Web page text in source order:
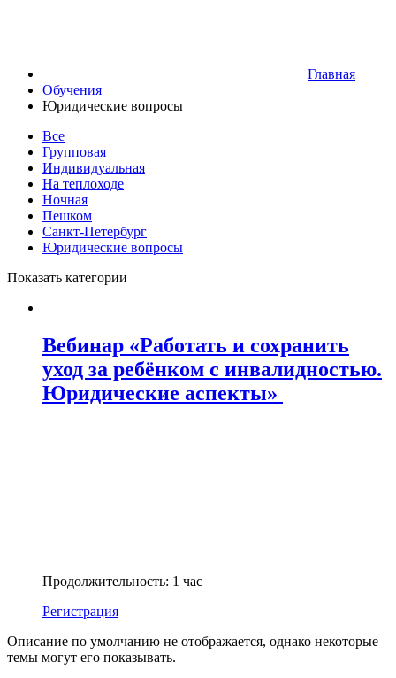
Главная
Обучения
Юридические вопросы
Все
Групповая
Индивидуальная
На теплоходе
Ночная
Пешком
Санкт-Петербург
Юридические вопросы
Показать категории
Вебинар «Работать и сохранить
уход за ребёнком с инвалидностью.
Юридические аспекты»
Продолжительность: 1 час
Регистрация
Описание по умолчанию не отображается, однако некоторые
темы могут его показывать.